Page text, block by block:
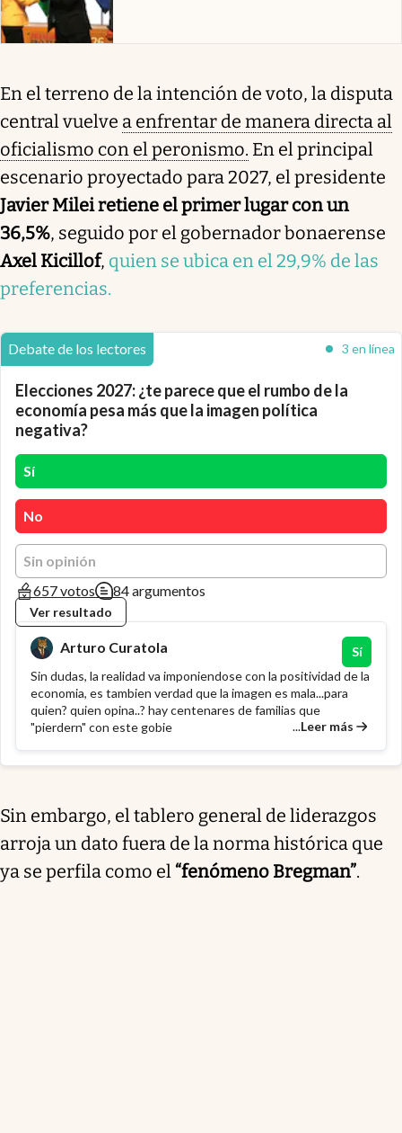
En el terreno de la intención de voto, la disputa
central vuelve a enfrentar de manera directa al
oficialismo con el peronismo. En el principal
escenario proyectado para 2027, el presidente
Javier Milei retiene el primer lugar con un
36,5%, seguido por el gobernador bonaerense
Axel Kicillof, quien se ubica en el 29,9% de las
preferencias.
Debate de los lectores 3 en línea
Elecciones 2027: ¿te parece que el rumbo de la
economía pesa más que la imagen política
negativa?
Sí
No
Sin opinión
657 votos
84 argumentos
Ver resultado
Arturo Curatola
Sí
Sin dudas, la realidad va imponiendose con la positividad de la
economia, es tambien verdad que la imagen es mala...para
quien? quien opina..? hay centenares de familias que
"pierdern" con este gobie
...Leer más
Sin embargo, el tablero general de liderazgos
arroja un dato fuera de la norma histórica que
ya se perfila como el “fenómeno Bregman”.